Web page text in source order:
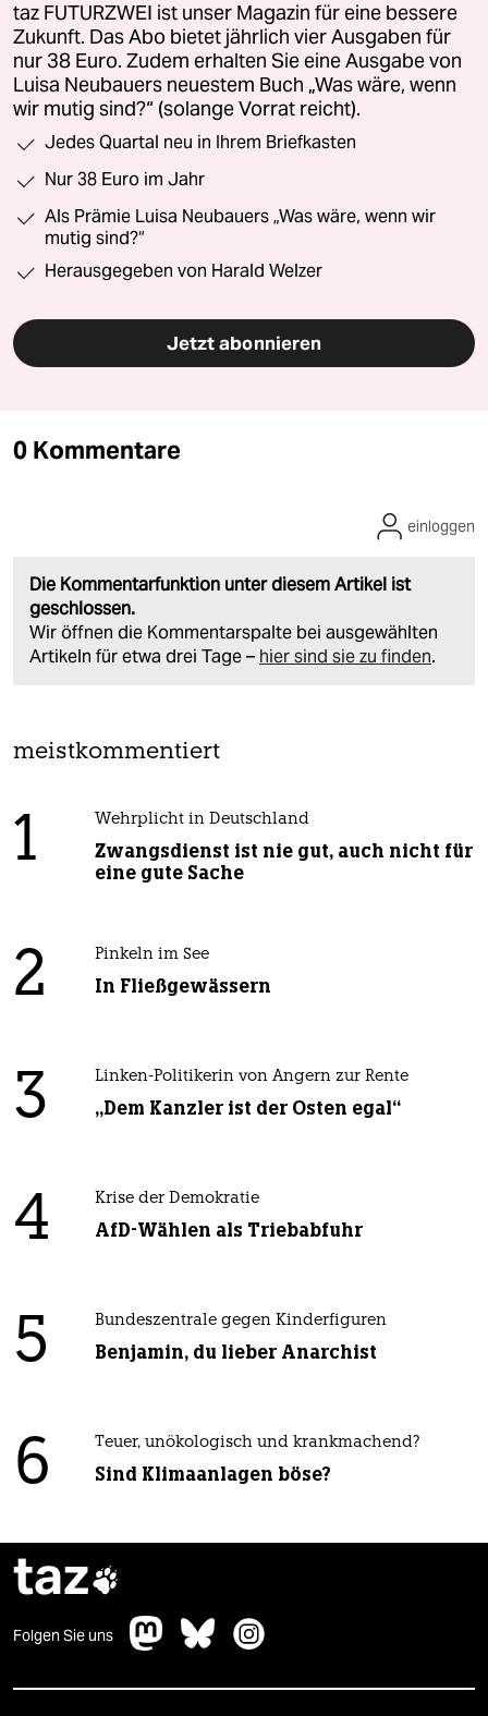
taz FUTURZWEI ist unser Magazin für eine bessere
Zukunft. Das Abo bietet jährlich vier Ausgaben für
nur 38 Euro. Zudem erhalten Sie eine Ausgabe von
Luisa Neubauers neuestem Buch „Was wäre, wenn
wir mutig sind?“ (solange Vorrat reicht).
Jedes Quartal neu in Ihrem Briefkasten
Nur 38 Euro im Jahr
Als Prämie Luisa Neubauers „Was wäre, wenn wir
mutig sind?“
Herausgegeben von Harald Welzer
Jetzt abonnieren
0 Kommentare
Die Kommentarfunktion unter diesem Artikel ist
geschlossen.
Wir öffnen die Kommentarspalte bei ausgewählten
Artikeln für etwa drei Tage – hier sind sie zu finden.
einloggen
meistkommentiert
1 Wehrplicht in Deutschland
Zwangsdienst ist nie gut, auch nicht für
eine gute Sache
2 Pinkeln im See
In Fließgewässern
3 Linken-Politikerin von Angern zur Rente
„Dem Kanzler ist der Osten egal“
4 Krise der Demokratie
AfD-Wählen als Triebabfuhr
5 Bundeszentrale gegen Kinderfiguren
Benjamin, du lieber Anarchist
6 Teuer, unökologisch und krankmachend?
Sind Klimaanlagen böse?
taz
Folgen Sie uns